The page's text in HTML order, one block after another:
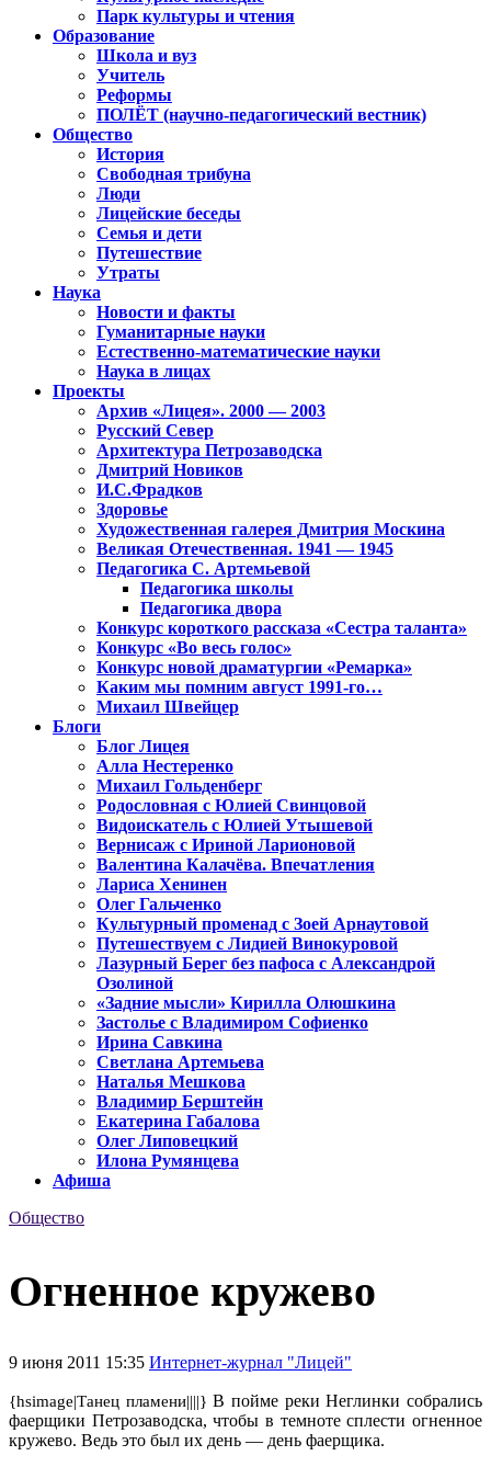
Парк культуры и чтения
Образование
Школа и вуз
Учитель
Реформы
ПОЛЁТ (научно-педагогический вестник)
Общество
История
Свободная трибуна
Люди
Лицейские беседы
Семья и дети
Путешествие
Утраты
Наука
Новости и факты
Гуманитарные науки
Естественно-математические науки
Наука в лицах
Проекты
Архив «Лицея». 2000 — 2003
Русский Север
Архитектура Петрозаводска
Дмитрий Новиков
И.С.Фрадков
Здоровье
Художественная галерея Дмитрия Москина
Великая Отечественная. 1941 — 1945
Педагогика С. Артемьевой
Педагогика школы
Педагогика двора
Конкурс короткого рассказа «Сестра таланта»
Конкурс «Во весь голос»
Конкурс новой драматургии «Ремарка»
Каким мы помним август 1991-го…
Михаил Швейцер
Блоги
Блог Лицея
Алла Нестеренко
Михаил Гольденберг
Родословная с Юлией Свинцовой
Видоискатель с Юлией Утышевой
Вернисаж с Ириной Ларионовой
Валентина Калачёва. Впечатления
Лариса Хенинен
Олег Гальченко
Культурный променад с Зоей Арнаутовой
Путешествуем с Лидией Винокуровой
Лазурный Берег без пафоса с Александрой
Озолиной
«Задние мысли» Кирилла Олюшкина
Застолье с Владимиром Софиенко
Ирина Савкина
Светлана Артемьева
Наталья Мешкова
Владимир Берштейн
Екатерина Габалова
Олег Липовецкий
Илона Румянцева
Афиша
Общество
Огненное кружево
9 июня 2011 15:35 Интернет-журнал "Лицей"
{hsimage|Танец пламени||||}В пойме реки Неглинки собрались
фаерщики Петрозаводска, чтобы в темноте сплести огненное
кружево. Ведь это был их день — день фаерщика.